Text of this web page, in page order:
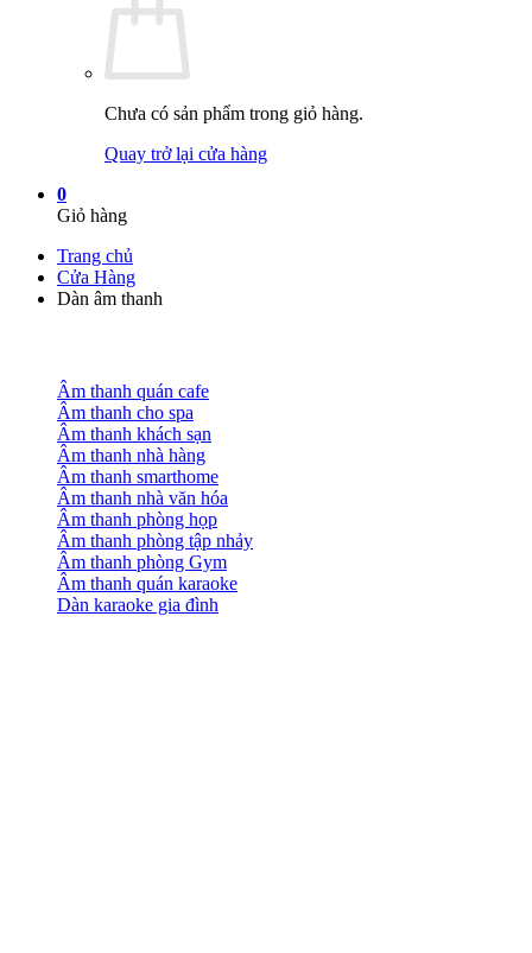
Chưa có sản phẩm trong giỏ hàng.
Quay trở lại cửa hàng
0
Giỏ hàng
Trang chủ
Cửa Hàng
Dàn âm thanh
Âm thanh quán cafe
Âm thanh cho spa
Âm thanh khách sạn
Âm thanh nhà hàng
Âm thanh smarthome
Âm thanh nhà văn hóa
Âm thanh phòng họp
Âm thanh phòng tập nhảy
Âm thanh phòng Gym
Âm thanh quán karaoke
Dàn karaoke gia đình